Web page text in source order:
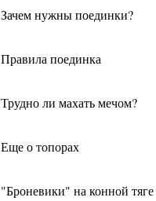
Зачем нужны поединки?
Правила поединка
Трудно ли махать мечом?
Еще о топорах
"Броневики" на конной тяге